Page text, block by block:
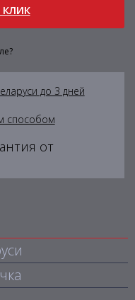
до 3 дней
способом
от